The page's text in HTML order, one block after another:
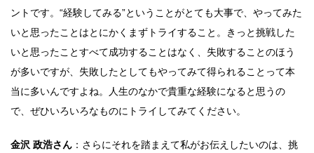
ントです。“経験してみる”ということがとても大事で、やってみた
いと思ったことはとにかくまずトライすること。きっと挑戦した
いと思ったことすべて成功することはなく、失敗することのほう
が多いですが、失敗したとしてもやってみて得られることって本
当に多いんですよね。人生のなかで貴重な経験になると思うの
で、ぜひいろいろなものにトライしてみてください。
金沢 政浩さん ：さらにそれを踏まえて私がお伝えしたいのは、挑